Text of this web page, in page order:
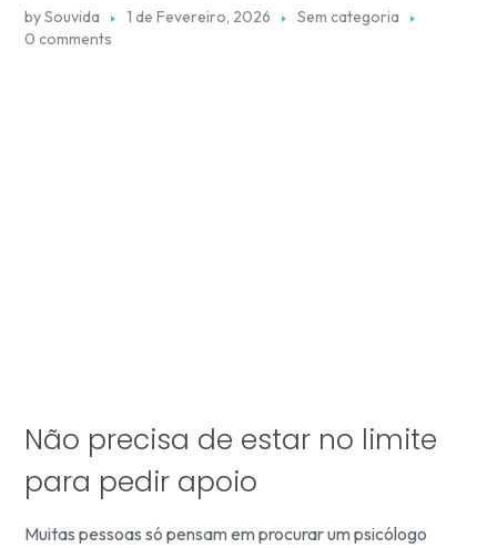
bySouvida 1 de Fevereiro, 2026
Sem categoria
0 comments
Não precisa de estar no limite
para pedir apoio
Muitas pessoas só pensam em procurar um psicólogo